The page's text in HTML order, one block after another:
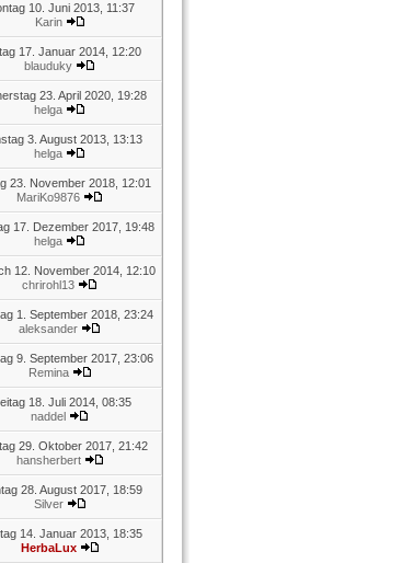
10. Juni 2013, 11:37
Karin
17. Januar 2014, 12:20
blauduky
23. April 2020, 19:28
helga
3. August 2013, 13:13
helga
23. November 2018, 12:01
MariKo9876
17. Dezember 2017, 19:48
helga
12. November 2014, 12:10
chrirohl13
1. September 2018, 23:24
aleksander
9. September 2017, 23:06
Remina
18. Juli 2014, 08:35
naddel
29. Oktober 2017, 21:42
hansherbert
28. August 2017, 18:59
Silver
14. Januar 2013, 18:35
HerbaLux